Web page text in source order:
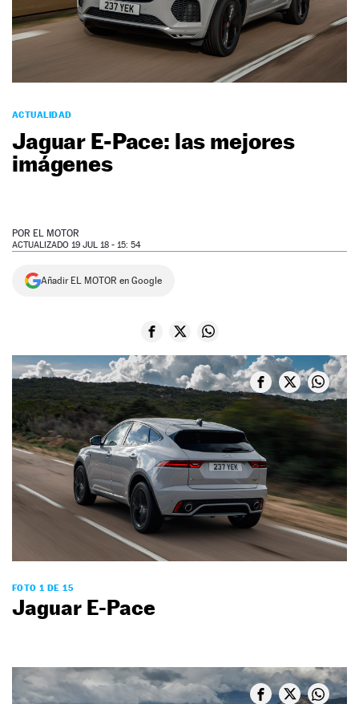
NEWSLETTER
ACTUALIDAD
Jaguar E-Pace: las mejores
imágenes
POR EL MOTOR
ACTUALIZADO 19 JUL 18 - 15: 54
Añadir EL MOTOR en Google
FOTO 1 DE 15
Jaguar E-Pace